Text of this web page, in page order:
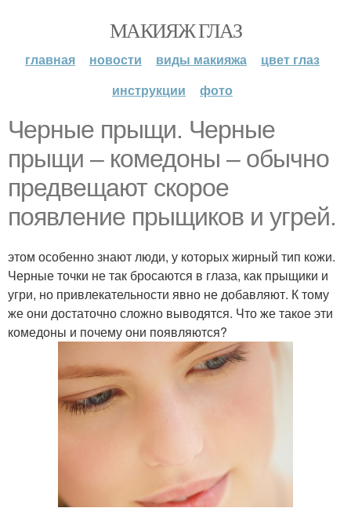
МАКИЯЖ ГЛАЗ
главная новости виды макияжа
цвет глаз
инструкции
фото
Черные прыщи. Черные
прыщи – комедоны – обычно
предвещают скорое
появление прыщиков и угрей.
этом особенно знают люди, у которых жирный тип кожи.
Черные точки не так бросаются в глаза, как прыщики и
угри, но привлекательности явно не добавляют. К тому
же они достаточно сложно выводятся. Что же такое эти
комедоны и почему они появляются?